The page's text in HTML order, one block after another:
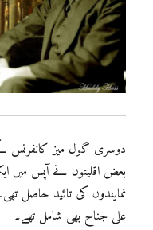
دوسری گول میز کانفرنس
بعض اقلیتوں نے آپس میں
نمایندوں کی تائید حاصل
علی جناح بھی شامل تھے۔